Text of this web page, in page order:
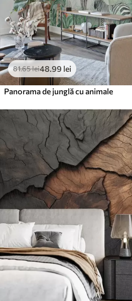
81.65lei48 .99 lei
Panorama de junglă cu animale